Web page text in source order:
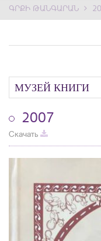
ԳՐՔԻ ԹԱՆԳԱՐԱՆ
МУЗЕЙ КНИГИ
2007
Скачать